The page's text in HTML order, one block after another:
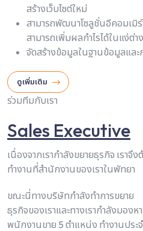
สร้างเว็บไซต์ใหม่
สามารถพัฒนาโซลูชั่นอีคอมเมิ
สามารถเพิ่มผลกำไรได้ในแง่ต่า
จัดสร้างข้อมูลในฐานข้อมูลและ
ดูเพิ่มเติม
ร่วมทีมกับเรา
Sales Executive
เนื่องจากเรากำลังขยายธุรกิจ เรา
ทำงานที่สำนักงานของเราในพัทยา
ขณะนี่ทางบริษัทกำลังทำการขยาย
ธุรกิจของเราและทางเรากำลังมองหา
พนักงานขาย 5 ตำแหน่ง ทำงานประจ